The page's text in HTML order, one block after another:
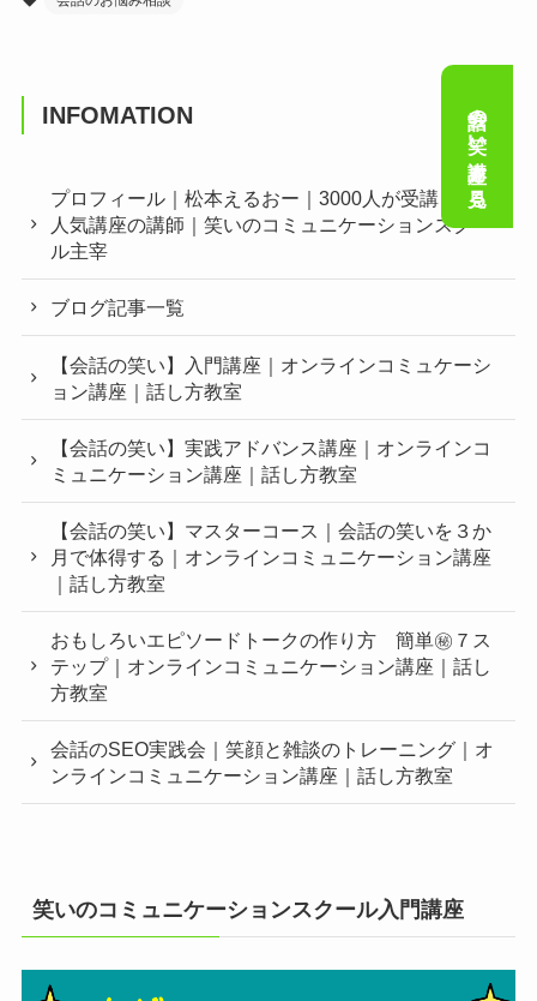
INFOMATION
プロフィール｜松本えるおー｜3000人が受講した
人気講座の講師｜笑いのコミュニケーションスクー
ル主宰
ブログ記事一覧
【会話の笑い】入門講座｜オンラインコミュケーシ
ョン講座｜話し方教室
【会話の笑い】実践アドバンス講座｜オンラインコ
ミュニケーション講座｜話し方教室
【会話の笑い】マスターコース｜会話の笑いを３か
月で体得する｜オンラインコミュニケーション講座
｜話し方教室
おもしろいエピソードトークの作り方 簡単㊙︎７ス
テップ｜オンラインコミュニケーション講座｜話し
方教室
会話のSEO実践会｜笑顔と雑談のトレーニング｜オ
ンラインコミュニケーション講座｜話し方教室
笑いのコミュニケーションスクール入門講座
会話の笑い講座を見る